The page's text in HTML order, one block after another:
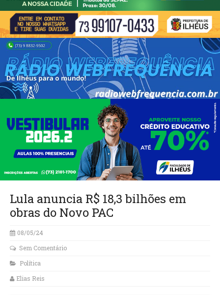
Lula anuncia R$ 18,3 bilhões em
obras do Novo PAC
08/05/24
Sem Comentário
Política
Elias Reis